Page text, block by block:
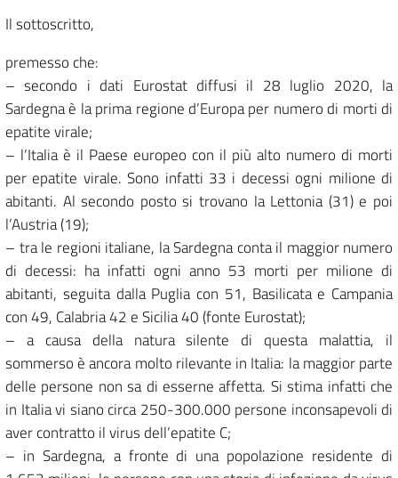
Il sottoscritto,
premesso che:
– secondo i dati Eurostat diffusi il 28 luglio 2020, la
Sardegna è la prima regione d’Europa per numero di morti di
epatite virale;
– l’Italia è il Paese europeo con il più alto numero di morti
per epatite virale. Sono infatti 33 i decessi ogni milione di
abitanti. Al secondo posto si trovano la Lettonia (31) e poi
l’Austria (19);
– tra le regioni italiane, la Sardegna conta il maggior numero
di decessi: ha infatti ogni anno 53 morti per milione di
abitanti, seguita dalla Puglia con 51, Basilicata e Campania
con 49, Calabria 42 e Sicilia 40 (fonte Eurostat);
– a causa della natura silente di questa malattia, il
sommerso è ancora molto rilevante in Italia: la maggior parte
delle persone non sa di esserne affetta. Si stima infatti che
in Italia vi siano circa 250-300.000 persone inconsapevoli di
aver contratto il virus dell’epatite C;
– in Sardegna, a fronte di una popolazione residente di